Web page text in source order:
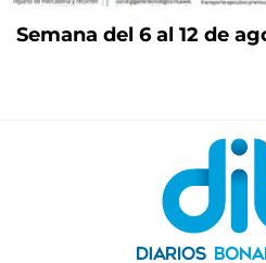
Semana del 6 al 12 de